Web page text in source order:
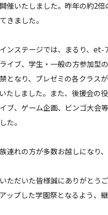
催いたしました。昨年の約2
きました。
ンステージでは、まるり、et-
イブ、学生・一般の方参加型
となり、プレゼミの各クラス
たしました。また、後援会の
ブ、ゲーム企画、ビンゴ大会
た。
連れの方が多数お越しになり
ただいた皆様誠にありがとうご
ップした学園祭となるよう、